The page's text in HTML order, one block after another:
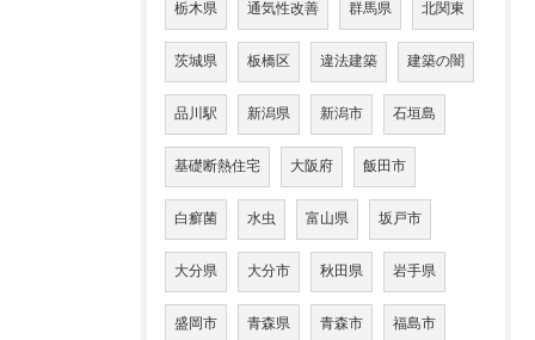
栃木県 通気性改善 群馬県 北関東
茨城県 板橋区 違法建築 建築の闇
品川駅 新潟県 新潟市 石垣島
基礎断熱住宅 大阪府 飯田市
白癬菌 水虫 富山県 坂戸市
大分県 大分市 秋田県 岩手県
盛岡市 青森県 青森市 福島市